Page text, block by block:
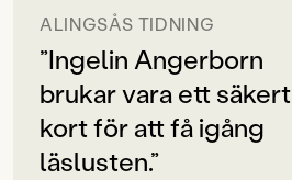
Svenska
SPRÅK
Svenska
PUBLICERINGSDATUM
2025-05-23
ALINGSÅS TIDNING
”Ingelin Angerborn
brukar vara ett säkert
kort för att få igång
läslusten.”